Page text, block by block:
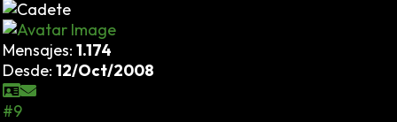
Mensajes: 1.174
Desde: 12/Oct/2008
#9